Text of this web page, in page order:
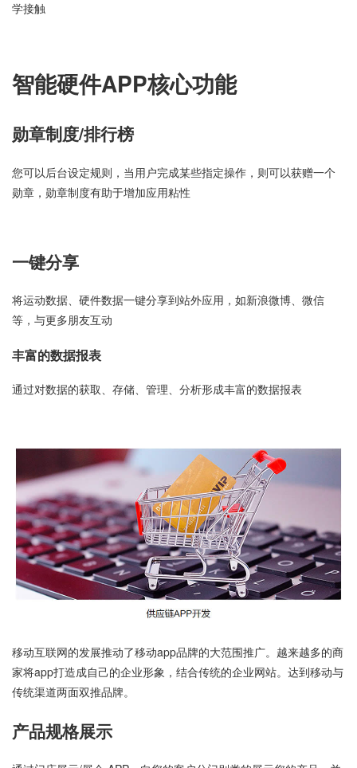
学接触
智能硬件APP核心功能
勋章制度/排行榜
您可以后台设定规则，当用户完成某些指定操作，则可以获赠一个
勋章，勋章制度有助于增加应用粘性
一键分享
将运动数据、硬件数据一键分享到站外应用，如新浪微博、微信
等，与更多朋友互动
丰富的数据报表
通过对数据的获取、存储、管理、分析形成丰富的数据报表
移动互联网的发展推动了移动app品牌的大范围推广。越来越多的商
家将app打造成自己的企业形象，结合传统的企业网站。达到移动与
传统渠道两面双推品牌。
产品规格展示